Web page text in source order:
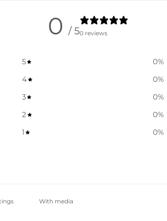
0 / 50 reviews
5 0%
4
0%
3
0%
2
0%
1
0%
With media